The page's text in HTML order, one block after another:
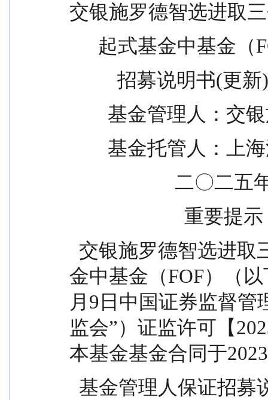
交银施罗德智选进取
起式基金中基金
          招募说明书(更新)
基金管理人
基金托管人
                        重要提示
金中基金（FOF）（
月9日中国证券监督管
监会”）证监许可【
本基金基金合同于